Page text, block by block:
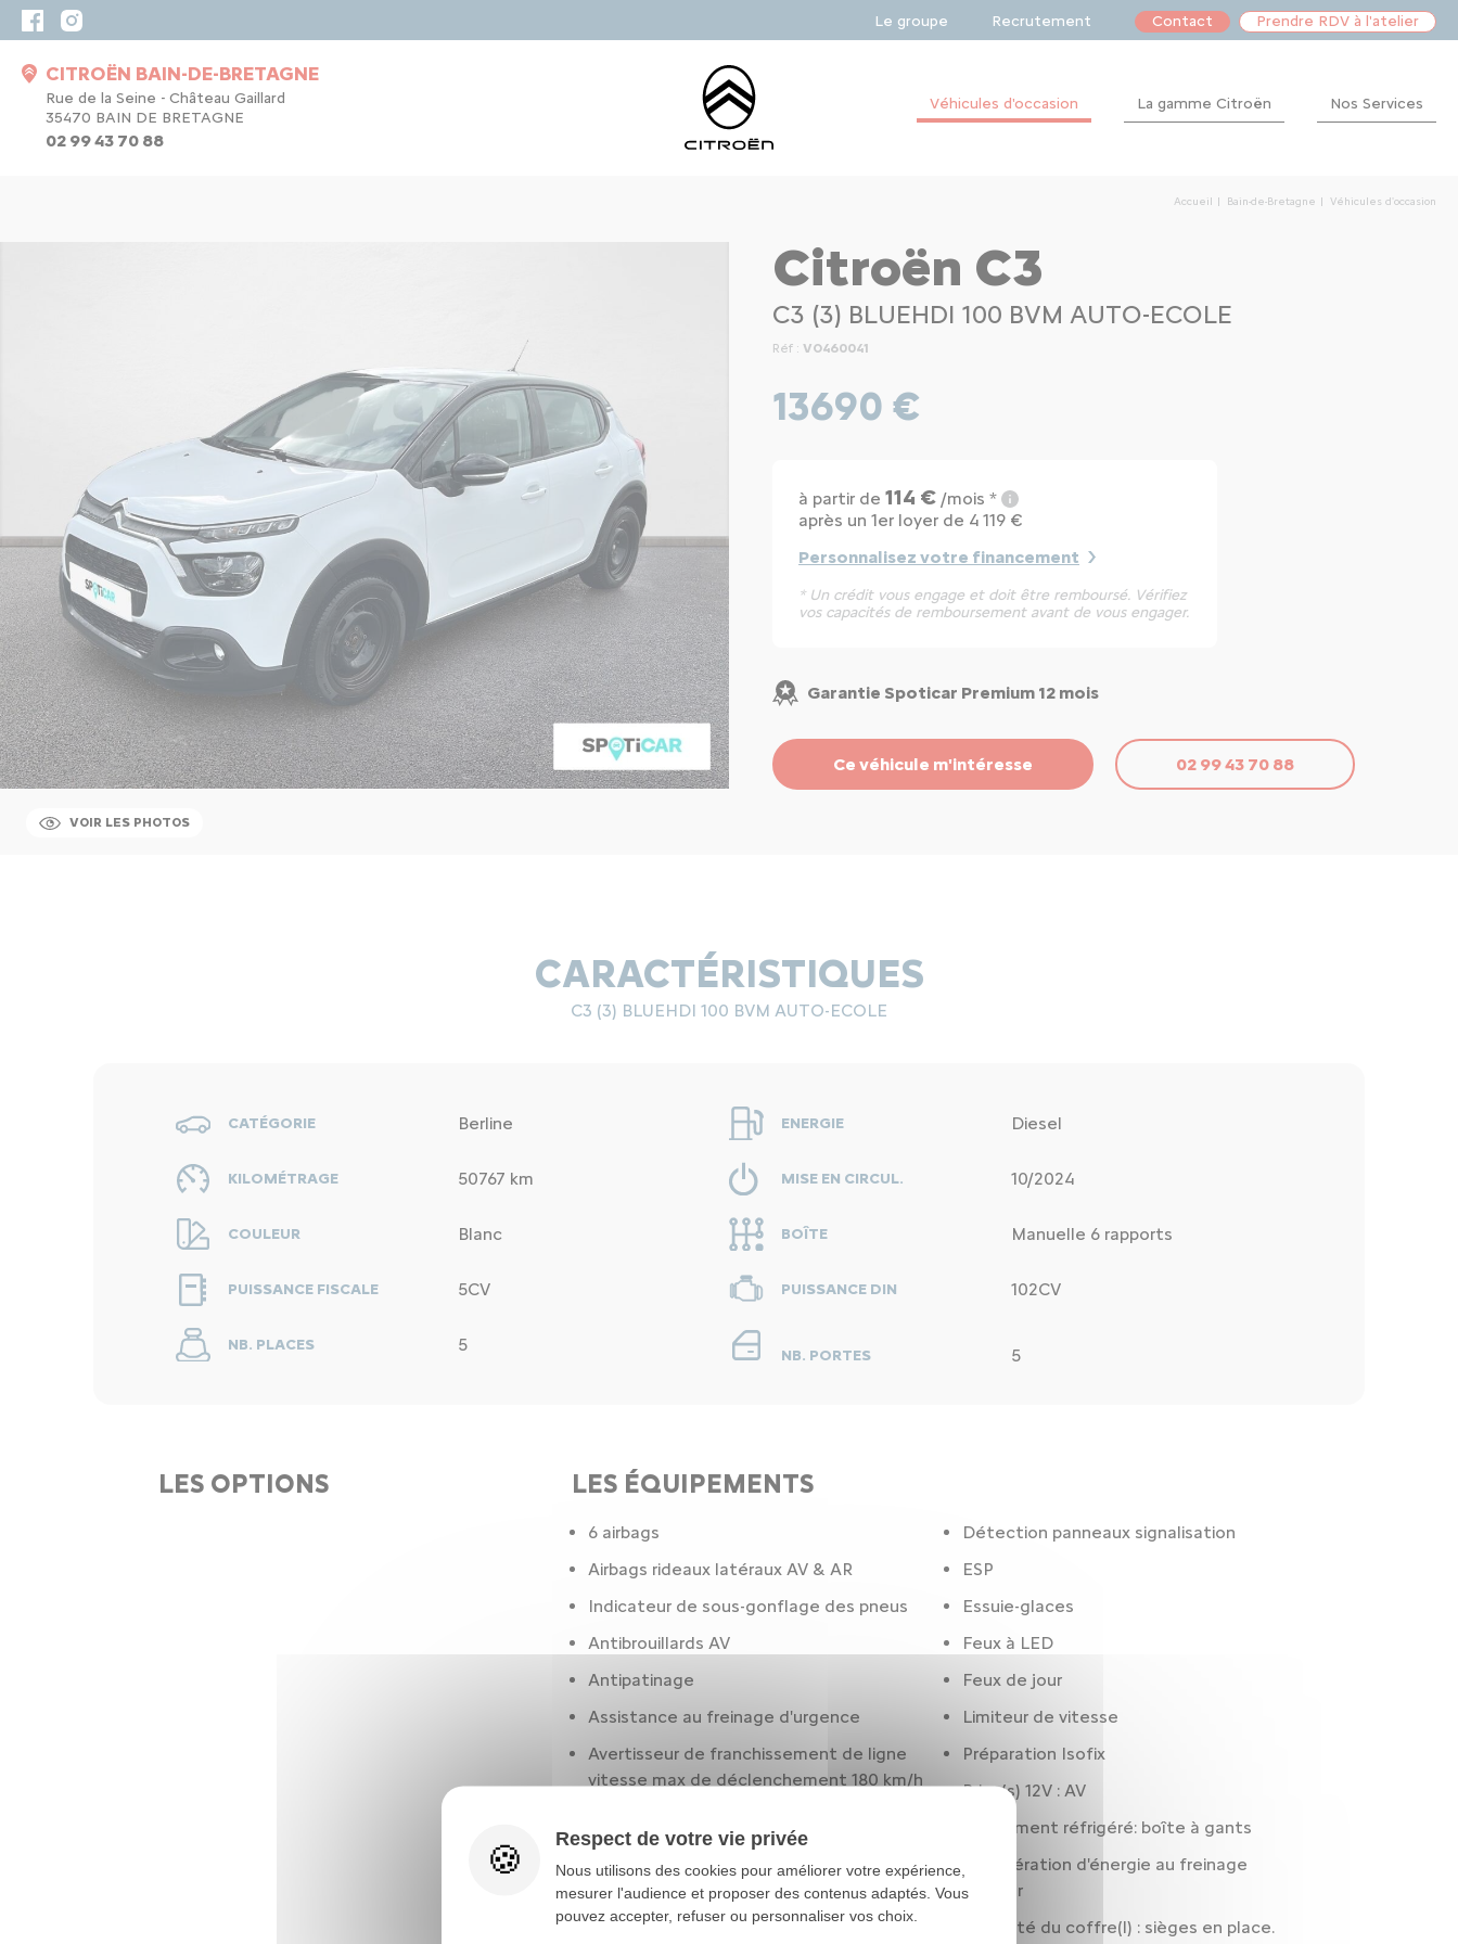
Le groupe Recrutement Contact Prendre RDV à l'atelier
CITROËN BAIN-DE-BRETAGNE
Rue de la Seine - Château Gaillard
35470 BAIN DE BRETAGNE
02 99 43 70 88
Véhicules d'occasion La gamme Citroën Nos Services
Accueil Bain-de-Bretagne Véhicules d'occasion
VOIR LES PHOTOS
Citroën C3
C3 (3) BLUEHDI 100 BVM AUTO-ECOLE
Réf : VO460041
13690 €
à partir de 114 € /mois *
après un 1er loyer de 4 119 €
Personnalisez votre financement
* Un crédit vous engage et doit être remboursé. Vérifiez
vos capacités de remboursement avant de vous engager.
Garantie Spoticar Premium 12 mois
Ce véhicule m'intéresse 02 99 43 70 88
CARACTÉRISTIQUES
C3 (3) BLUEHDI 100 BVM AUTO-ECOLE
CATÉGORIE Berline ENERGIE Diesel
KILOMÉTRAGE 50767 km MISE EN CIRCUL. 10/2024
COULEUR Blanc BOÎTE Manuelle 6 rapports
PUISSANCE FISCALE 5CV PUISSANCE DIN 102CV
NB. PLACES 5
NB. PORTES 5
LES OPTIONS LES ÉQUIPEMENTS
6 airbags
Airbags rideaux latéraux AV & AR
Indicateur de sous-gonflage des pneus
Antibrouillards AV
Antipatinage
Assistance au freinage d'urgence
Avertisseur de franchissement de ligne
vitesse max de déclenchement 180 km/h
Régulateur de vitesse
Réservoir principal 42 litres
Rétroviseurs rabattables électriquement
Détection panneaux signalisation
ESP
Essuie-glaces
Feux à LED
Feux de jour
Limiteur de vitesse
Préparation Isofix
Prise(s) 12V : AV
Rangement réfrigéré: boîte à gants
Récupération d'énergie au freinage
moteur
Capacité du coffre(l) : sièges en place.
Respect de votre vie privée
Nous utilisons des cookies pour améliorer votre expérience,
mesurer l'audience et proposer des contenus adaptés. Vous
pouvez accepter, refuser ou personnaliser vos choix.